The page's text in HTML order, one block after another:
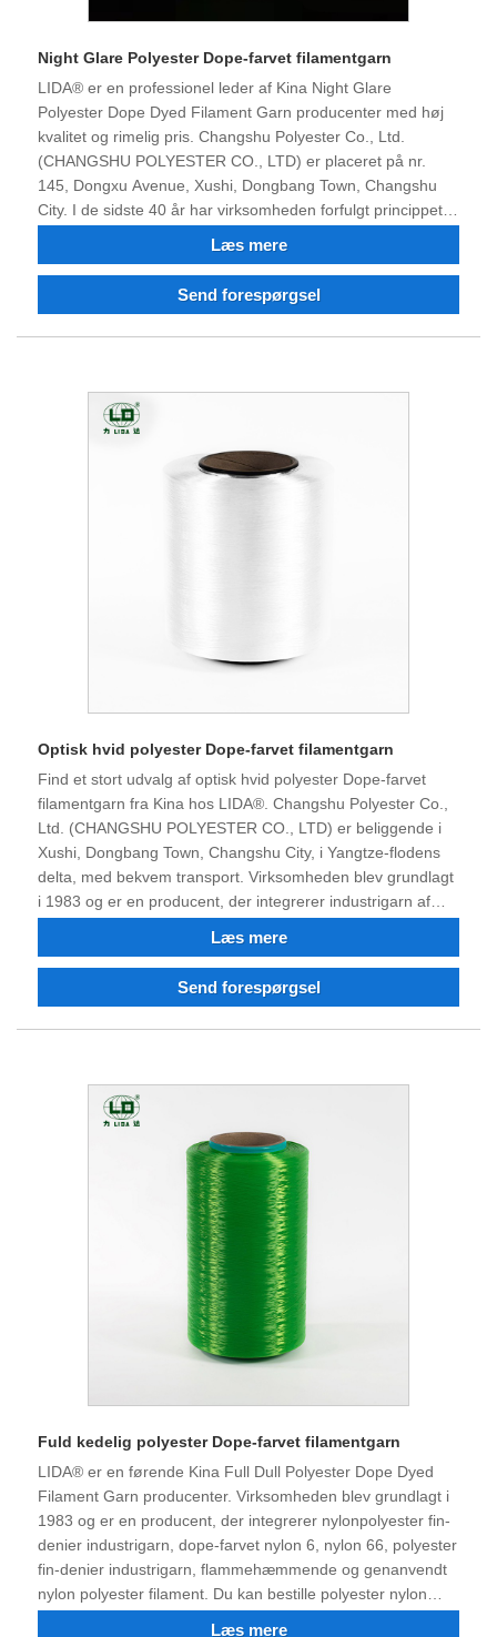
Night Glare Polyester Dope-farvet filamentgarn
LIDA® er en professionel leder af Kina Night Glare
Polyester Dope Dyed Filament Garn producenter med høj
kvalitet og rimelig pris. Changshu Polyester Co., Ltd.
(CHANGSHU POLYESTER CO., LTD) er placeret på nr.
145, Dongxu Avenue, Xushi, Dongbang Town, Changshu
City. I de sidste 40 år har virksomheden forfulgt princippet
blændende rookie på det indenlandske marked for specielle
Virksomheden har ret til at importere og eksportere.
Læs mere
Send forespørgsel
Optisk hvid polyester Dope-farvet filamentgarn
Find et stort udvalg af optisk hvid polyester Dope-farvet
filamentgarn fra Kina hos LIDA®. Changshu Polyester Co.,
Ltd. (CHANGSHU POLYESTER CO., LTD) er beliggende i
Xushi, Dongbang Town, Changshu City, i Yangtze-flodens
delta, med bekvem transport. Virksomheden blev grundlagt
i 1983 og er en producent, der integrerer industrigarn af
polyester fin-denier industrigarn, flammehæmmende og
polyester nylon industrielt garn Filament, dopefarvet garn.
fremragende udstyr, komplet testudstyr, stabil
produktkvalitet, godt omdømme, og har ret til at importere
Læs mere
Send forespørgsel
Fuld kedelig polyester Dope-farvet filamentgarn
LIDA® er en førende Kina Full Dull Polyester Dope Dyed
Filament Garn producenter. Virksomheden blev grundlagt i
1983 og er en producent, der integrerer nylonpolyester fin-
denier industrigarn, dope-farvet nylon 6, nylon 66, polyester
fin-denier industrigarn, flammehæmmende og genanvendt
nylon polyester filament. Du kan bestille polyester nylon
Læs mere